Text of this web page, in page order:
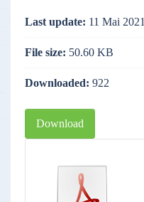
Last update: 11 Mai 2021
File size: 50.60 KB
Downloaded: 922
Download